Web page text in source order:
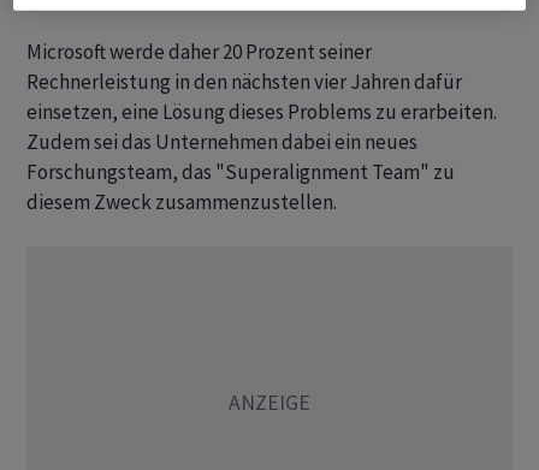
Microsoft werde daher 20 Prozent seiner
Rechnerleistung in den nächsten vier Jahren dafür
einsetzen, eine Lösung dieses Problems zu erarbeiten.
Zudem sei das Unternehmen dabei ein neues
Forschungsteam, das "Superalignment Team" zu
diesem Zweck zusammenzustellen.